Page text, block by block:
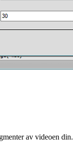
av videoen din.